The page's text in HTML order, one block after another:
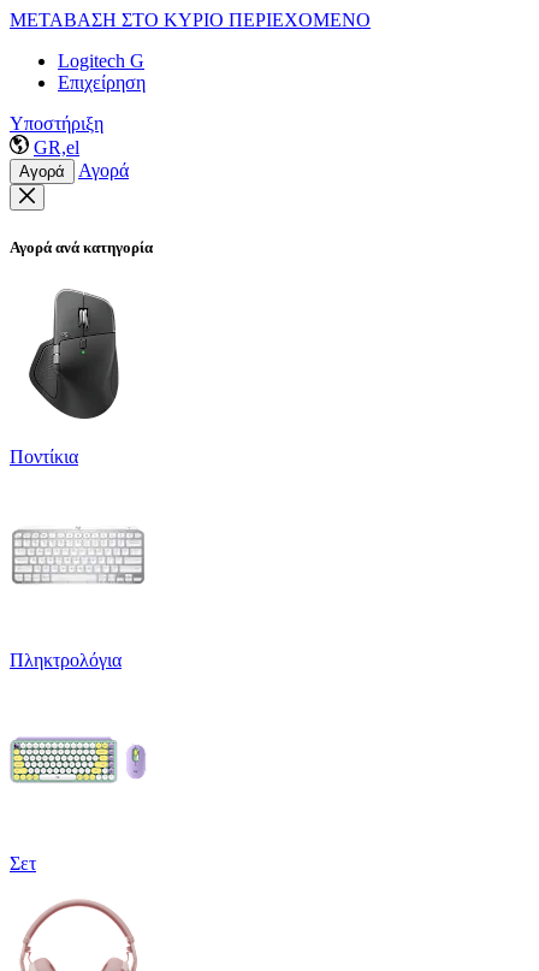
ΜΕΤΑΒΑΣΗ ΣΤΟ ΚΥΡΙΟ ΠΕΡΙΕΧΟΜΕΝΟ
Logitech G
Επιχείρηση
Υποστήριξη
GR,el
Αγορά Αγορά
Αγορά ανά κατηγορία
Ποντίκια
Πληκτρολόγια
Σετ